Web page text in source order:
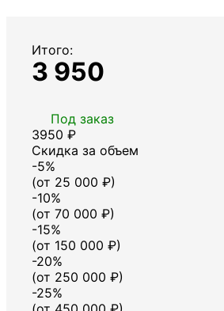
Итого:
3 950
Под заказ
3950 ₽
Скидка за объем
-5%
(от 25 000 ₽)
-10%
(от 70 000 ₽)
-15%
(от 150 000 ₽)
-20%
(от 250 000 ₽)
-25%